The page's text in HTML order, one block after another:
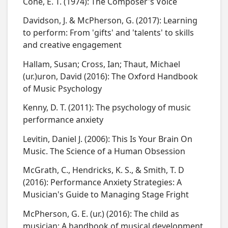
Davidson, J. & McPherson, G. (2017): Learning
to perform: From 'gifts' and 'talents' to skills
and creative engagement
Hallam, Susan; Cross, Ian; Thaut, Michael
(ur.)uron, David (2016): The Oxford Handbook
of Music Psychology
Kenny, D. T. (2011): The psychology of music
performance anxiety
Levitin, Daniel J. (2006): This Is Your Brain On
Music. The Science of a Human Obsession
McGrath, C., Hendricks, K. S., & Smith, T. D
(2016): Performance Anxiety Strategies: A
Musician's Guide to Managing Stage Fright
McPherson, G. E. (ur.) (2016): The child as